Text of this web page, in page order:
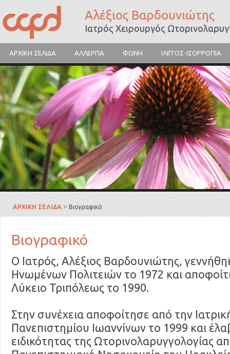
Αλέξιος Βαρδουνιώτης
Ιατρός Χειρουργός
ΑΡΧΙΚΗ ΣΕΛΙΔΑ ΑΛΛΕΡΓΙΑ ΦΩΝΗ ΙΛΙΓΓΟΣ-ΙΣΟΡΡΟΠΙΑ
Γύρη λουλουδιών
ΑΡΧΙΚΗ ΣΕΛΙΔΑ>Βιογραφικό
Βιογραφικό
Ο Ιατρός, Αλέξιος Βαρδουνιώτης,
Ηνωμένων Πολιτειών το 1972 και
Λύκειο Τριπόλεως το 1990.
Στην συνέχεια αποφοίτησε από την
Πανεπιστημίου Ιωαννίνων το 1999 και
ειδικότητας της Ωτορινολαρυγγολογίας